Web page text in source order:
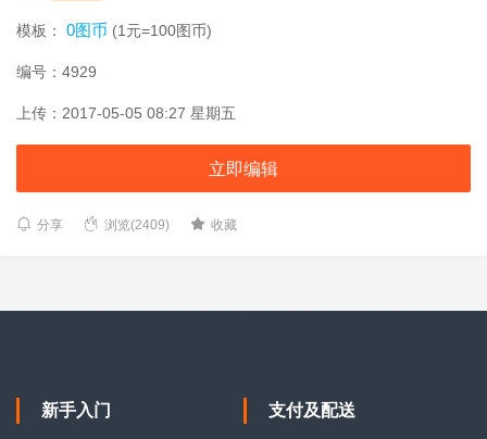
模板： 0图币 (1元=100图币)
编号：4929
上传：2017-05-05 08:27 星期五
立即编辑
分享 浏览(2409) 收藏
新手入门 支付及配送